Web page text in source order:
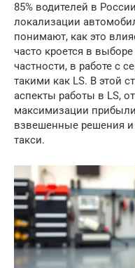
85% водителей в
локализации
понимают, как это
часто кроется в
частности, в работе с
такими как LS. В этой
аспекты работы в LS,
максимизации
взвешенные решения и
такси.